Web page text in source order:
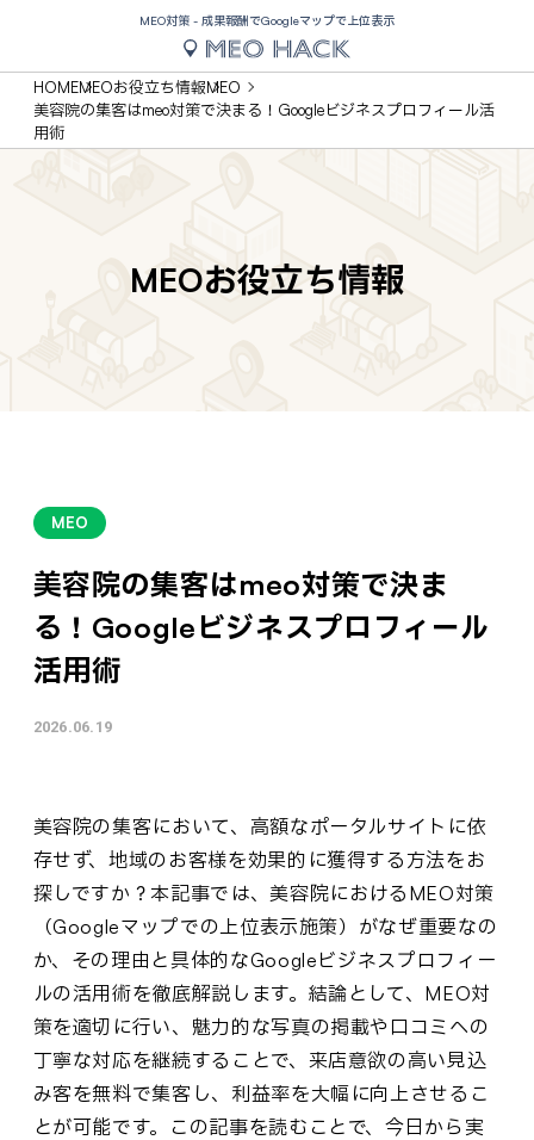
MEO対策 - 成果報酬でGoogleマップで上位表示
HOMEMEOお役立ち情報MEO
美容院の集客はmeo対策で決まる！Googleビジネスプロフィール活
用術
MEOお役立ち情報
MEO
美容院の集客はmeo対策で決ま
る！Googleビジネスプロフィール
活用術
2026.06.19
美容院の集客において、高額なポータルサイトに依
存せず、地域のお客様を効果的に獲得する方法をお
探しですか？本記事では、美容院におけるMEO対策
（Googleマップでの上位表示施策）がなぜ重要なの
か、その理由と具体的なGoogleビジネスプロフィー
ルの活用術を徹底解説します。結論として、MEO対
策を適切に行い、魅力的な写真の掲載や口コミへの
丁寧な対応を継続することで、来店意欲の高い見込
み客を無料で集客し、利益率を大幅に向上させるこ
とが可能です。この記事を読むことで、今日から実